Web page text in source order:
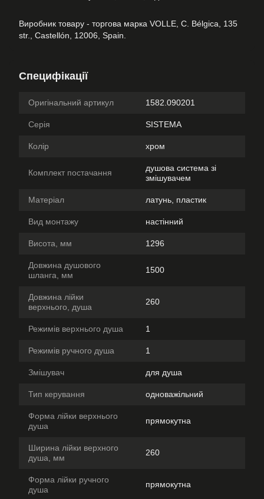
Виробник товару - торгова марка VOLLE, C. Bélgica, 135
str., Castellón, 12006, Spain.
Специфікації
Оригінальний артикул 1582.090201
Серія SISTEMA
Колір хром
Комплект постачання
душова система зі
змішувачем
Матеріал латунь, пластик
Вид монтажу настінний
Висота, мм 1296
Довжина душового
шланга, мм
1500
Довжина лійки
верхнього, душа
260
Режимів верхнього душа 1
Режимів ручного душа 1
Змішувач для душа
Тип керування одноважільний
Форма лійки верхнього
душа
прямокутна
Ширина лійки верхного
душа, мм
260
Форма лійки ручного
душа
прямокутна